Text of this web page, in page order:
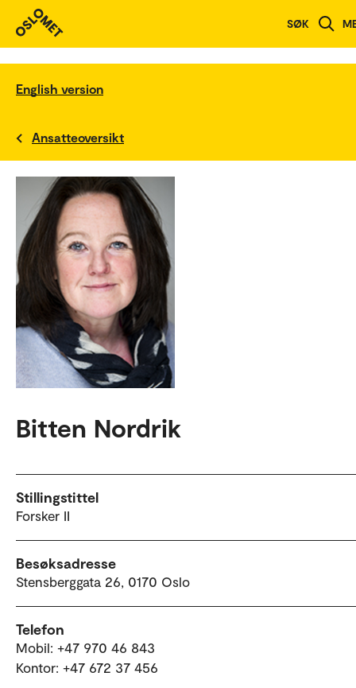
SØK
English version
Ansatteoversikt
Bitten Nordrik
Stillingstittel
Forsker II
Besøksadresse
Stensberggata 26, 0170 Oslo
Telefon
Mobil: +47 970 46 843
Kontor: +47 672 37 456